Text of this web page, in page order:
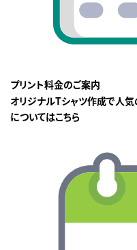
プリント料金のご案内
オリジナルTシャツ作成で人
についてはこちら